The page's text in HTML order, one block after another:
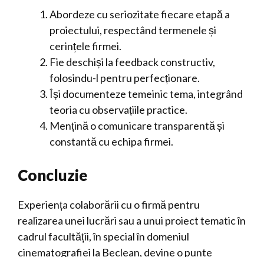
Abordeze cu seriozitate fiecare etapă a
proiectului, respectând termenele și
cerințele firmei.
Fie deschiși la feedback constructiv,
folosindu-l pentru perfecționare.
Își documenteze temeinic tema, integrând
teoria cu observațiile practice.
Mențină o comunicare transparentă și
constantă cu echipa firmei.
Concluzie
Experiența colaborării cu o firmă pentru
realizarea unei lucrări sau a unui proiect tematic în
cadrul facultății, în special în domeniul
cinematografiei la Beclean, devine o punte